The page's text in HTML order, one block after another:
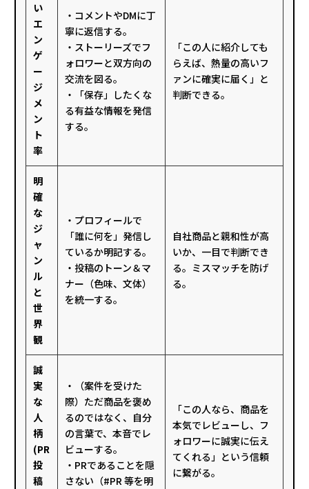
い
エ
ン
ゲ
ー
ジ
メ
ン
ト
率
・コメントやDMに丁
寧に返信する。
・ストーリーズでフ
ォロワーと双方向の
交流を図る。
・「保存」したくな
る有益な情報を発信
する。
「この人に紹介しても
らえば、熱量の高いフ
ァンに確実に届く」と
判断できる。
明
確
な
ジ
ャ
ン
ル
と
世
界
観
・プロフィールで
「誰に何を」発信し
ているか明記する。
・投稿のトーン＆マ
ナー（色味、文体）
を統一する。
自社商品と親和性が高
いか、一目で判断でき
る。ミスマッチを防げ
る。
誠
実
な
人
柄
(PR
投
稿
・（案件を受けた
際）ただ商品を褒め
るのではなく、自分
の言葉で、本音でレ
ビューする。
・PRであることを隠
さない（#PR 等を明
「この人なら、商品を
本気でレビューし、フ
ォロワーに誠実に伝え
てくれる」という信頼
に繋がる。